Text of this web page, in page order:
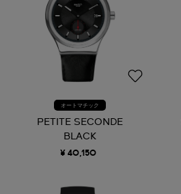
オートマチック
PETITE SECONDE
BLACK
¥ 40,150